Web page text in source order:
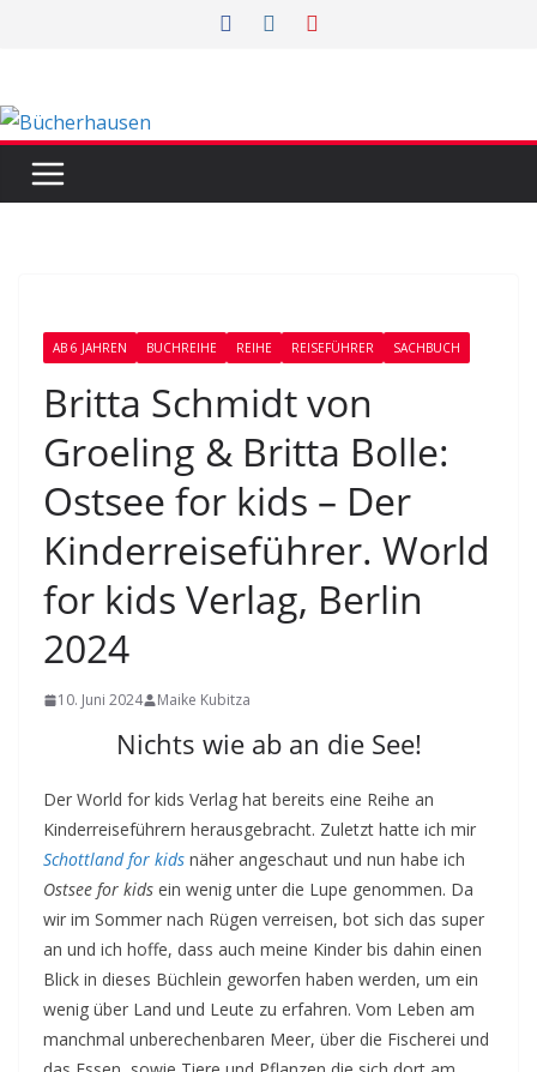
AB 6 JAHREN BUCHREIHE REIHE REISEFÜHRER SACHBUCH
Britta Schmidt von
Groeling & Britta Bolle:
Ostsee for kids – Der
Kinderreiseführer. World
for kids Verlag, Berlin
2024
10. Juni 2024 Maike Kubitza
Nichts wie ab an die See!
Der World for kids Verlag hat bereits eine Reihe an
Kinderreiseführern herausgebracht. Zuletzt hatte ich mir
Schottland for kids näher angeschaut und nun habe ich
Ostsee for kids ein wenig unter die Lupe genommen. Da
wir im Sommer nach Rügen verreisen, bot sich das super
an und ich hoffe, dass auch meine Kinder bis dahin einen
Blick in dieses Büchlein geworfen haben werden, um ein
wenig über Land und Leute zu erfahren. Vom Leben am
manchmal unberechenbaren Meer, über die Fischerei und